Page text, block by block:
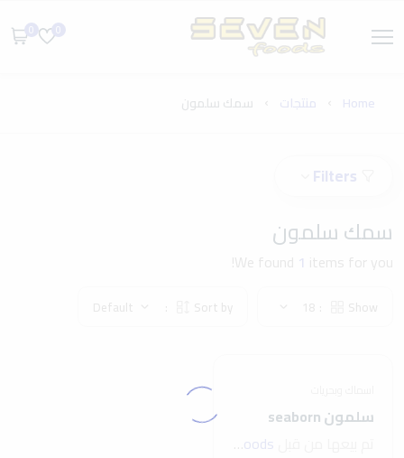
0
0
Home منتجات سمك سلمون
Filters
سمك سلمون
1
Show:
Sort by:
سلمون seaborn
seven foods